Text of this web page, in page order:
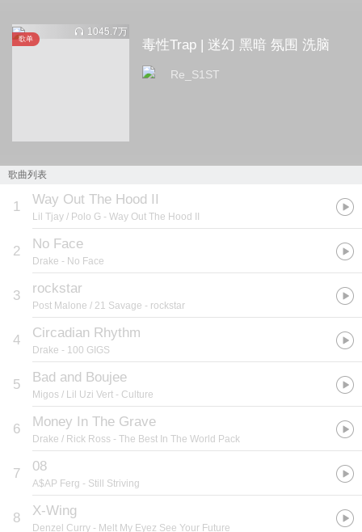
歌单
1045.7万
毒性Trap | 迷幻 黑暗 氛围 洗脑
Re_S1ST
歌曲列表
1 Way Out The Hood II
Lil Tjay / Polo G - Way Out The Hood II
2 No Face
Drake - No Face
3 rockstar
Post Malone / 21 Savage - rockstar
4 Circadian Rhythm
Drake - 100 GIGS
5 Bad and Boujee
Migos / Lil Uzi Vert - Culture
6 Money In The Grave
Drake / Rick Ross - The Best In The World Pack
7 08
A$AP Ferg - Still Striving
8 X-Wing
Denzel Curry - Melt My Eyez See Your Future